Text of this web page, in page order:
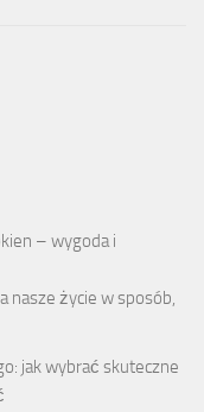
– wygoda i
nasze życie w sposób,
jak wybrać skuteczne